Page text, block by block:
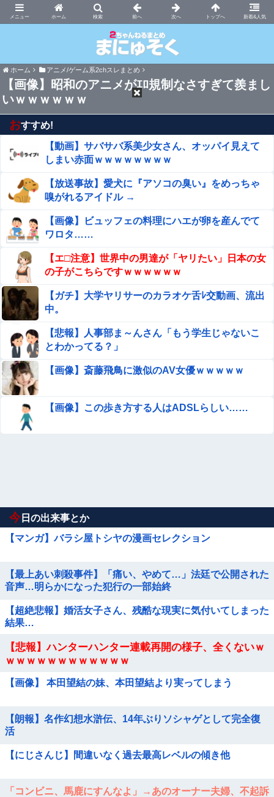
ホーム 新着&人気
まにゅそく 2chまとめニュース速報VIP
ホーム アニメ/ゲーム系2chスレまとめ
【画像】昭和のアニメがｴﾛ規制なさすぎて羨まし
いｗｗｗｗｗｗ
おすすめ!
【動画】サバサバ系美少女さん、オッパイ見えて
しまい赤面ｗｗｗｗｗｗｗｗ
【放送事故】愛犬に『アソコの臭い』をめっちゃ
嗅がれるアイドル →
【画像】ビュッフェの料理にハエが卵を産んでて
ワロタ……
【エ□注意】世界中の男達が「ヤリたい」日本の女
の子がこちらですｗｗｗｗｗｗ
【ガチ】大学ヤリサーのカラオケ舌ﾚ交動画、流出
中。
【悲報】人事部ま～んさん「もう学生じゃないこ
とわかってる？」
【画像】斎藤飛鳥に激似のAV女優ｗｗｗｗｗ
【画像】この歩き方する人はADSLらしい……
今 日の出来事とか
【マンガ】バラシ屋トシヤの漫画セレクション
【最上あい刺殺事件】「痛い、やめて…」法廷で公開された
音声…明らかになった犯行の一部始終
【超絶悲報】婚活女子さん、残酷な現実に気付いてしまった
結果…
【悲報】ハンターハンター連載再開の様子、全くないｗ
ｗｗｗｗｗｗｗｗｗｗｗｗ
【画像】 本田望結の妹、本田望結より実ってしまう
【朗報】名作幻想水滸伝、14年ぶりソシャゲとして完全復
活
【にじさんじ】間違いなく過去最高レベルの傾き他
「コンビニ、馬鹿にすんなよ」→あのオーナー夫婦、不起訴